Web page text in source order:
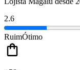
2.6
RuimÓtimo